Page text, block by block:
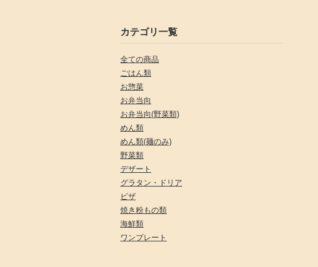
カテゴリ一覧
全ての商品
ごはん類
お惣菜
お弁当向
お弁当向(野菜類)
めん類
めん類(麺のみ)
野菜類
デザート
グラタン・ドリア
ピザ
焼き粉もの類
海鮮類
ワンプレート